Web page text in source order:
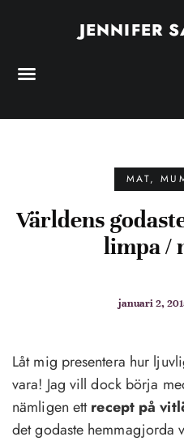
JENNIFER
MAT,
Världens
limpa /
januari 2,
Låt mig presentera hur
vara! Jag vill dock börja
nämligen ettrecept på
det godaste hemmagjorda